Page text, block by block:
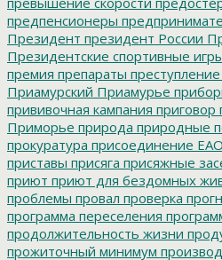
предпенсионеры
Президент президент России
Президентские спортивные
премия препараты преступление
Приамурский Приамурье
прививочная кампания приговор
Приморье природа природные
прокуратура присоединение ЕАО
приставы присяга присяжные
приют приют для бездомных
проблемы провал проверка
программа переселения
продолжительность жизни
прожиточный минимум